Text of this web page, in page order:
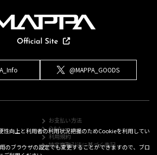
@MAPPA_GOODS
お支払い方法
Q&A
利用規約
特定商取引法に基づく表記
性向上と利用者の利用状況把握のためCookieを利用してい
のブラウザの設定でも変更することができますので、ブロ